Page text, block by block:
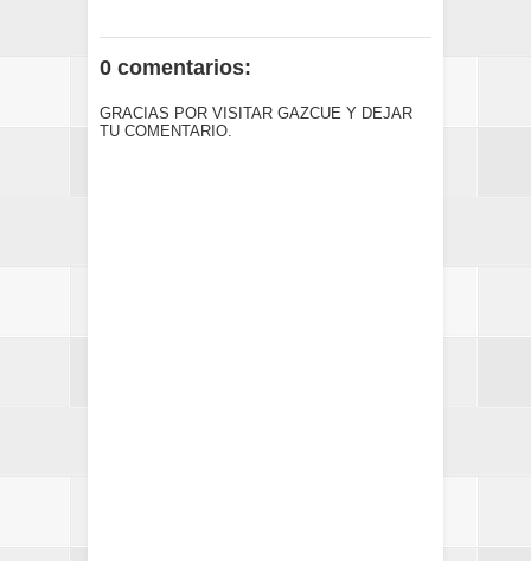
0 comentarios:
GRACIAS POR VISITAR GAZCUE Y DEJAR
TU COMENTARIO.